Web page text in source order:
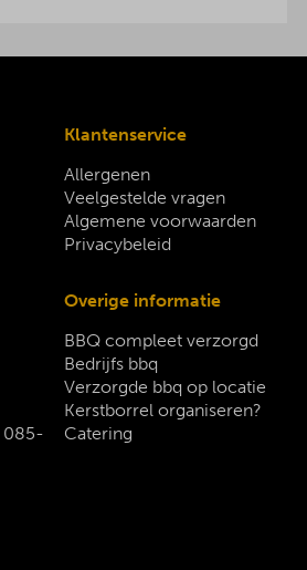
085-
Klantenservice
Allergenen
Veelgestelde vragen
Algemene voorwaarden
Privacybeleid
Overige informatie
BBQ compleet verzorgd
Bedrijfs bbq
Verzorgde bbq op locatie
Kerstborrel organiseren?
Catering